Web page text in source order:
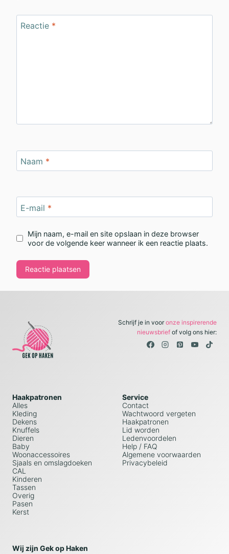
Reactie *
Naam *
E-mail *
Mijn naam, e-mail en site opslaan in deze browser
voor de volgende keer wanneer ik een reactie plaats.
Schrijf je in vooronze inspirerende
nieuwsbriefof volg ons hier:
Haakpatronen
Alles
Kleding
Dekens
Knuffels
Dieren
Baby
Woonaccessoires
Sjaals en omslagdoeken
CAL
Kinderen
Tassen
Overig
Pasen
Kerst
Service
Contact
Wachtwoord vergeten
Haakpatronen
Lid worden
Ledenvoordelen
Help / FAQ
Algemene voorwaarden
Privacybeleid
Wij zijn Gek op Haken